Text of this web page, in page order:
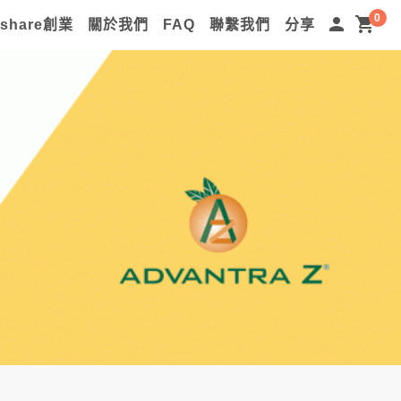
創業 關於我們 FAQ 聯繫我們 分享 person shopping_cart0